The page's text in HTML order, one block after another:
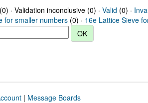
(0) · Validation inconclusive (0) · Valid (0) ·
for smaller numbers (0) · 16e Lattice Sieve
| Message Boards